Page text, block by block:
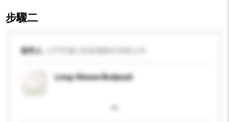
步驟二
收件人
Long-Sleeve Bodysuit